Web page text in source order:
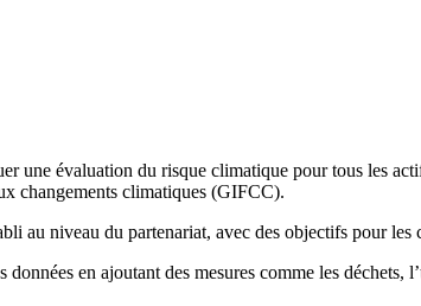
une évaluation du risque climatique pour tous les
changements climatiques (GIFCC).
au niveau du partenariat, avec des objectifs pour
en ajoutant des mesures comme les déchets,